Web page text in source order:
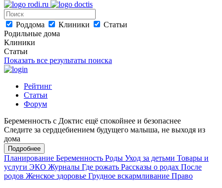
Роддома Клиники
Статьи
Родильные дома
Клиники
Статьи
Показать все результаты поиска
Рейтинг
Статьи
Форум
Беременность с Доктис ещё спокойнее и безопаснее
Следите за сердцебиением будущего малыша, не выходя из
дома
Подробнее
Планирование Беременность Роды Уход за детьми Товары и
услуги ЭКО Журналы Где рожать Рассказы о родах После
родов Женское здоровье Грудное вскармливание Право